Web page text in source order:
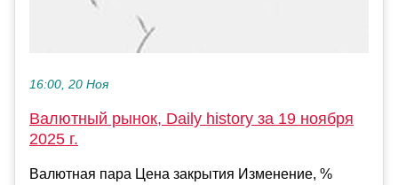
16:00, 20 Ноя
Валютный рынок, Daily history за 19 ноября
2025 г.
Валютная пара Цена закрытия Изменение, %